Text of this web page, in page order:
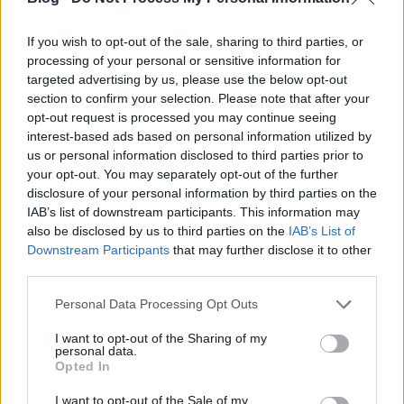
If you wish to opt-out of the sale, sharing to third parties, or
processing of your personal or sensitive information for
targeted advertising by us, please use the below opt-out
section to confirm your selection. Please note that after your
opt-out request is processed you may continue seeing
interest-based ads based on personal information utilized by
us or personal information disclosed to third parties prior to
your opt-out. You may separately opt-out of the further
disclosure of your personal information by third parties on the
IAB’s list of downstream participants. This information may
also be disclosed by us to third parties on the IAB’s List of
Downstream Participants that may further disclose it to other
Please note that this website/app uses one or more Google
not limited to your visit or usage behaviour. You may click to
grant or deny consent to Google and its third-party tags to
use your data for below specified purposes in below Google
consent section.
Personal Data Processing Opt Outs
I want to opt-out of the Sharing of my
personal data.
Opted In
I want to opt-out of the Sale of my
helyi érdekű…
Tullnerfeld újra nyitva!
Balogh Zsolt•2024. november 07.